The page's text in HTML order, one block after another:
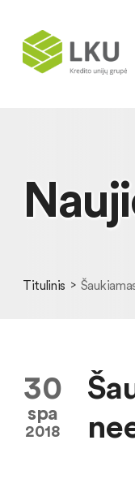
Titulinis
30
spa
2018